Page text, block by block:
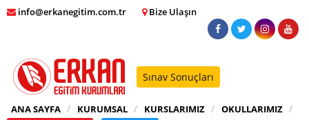
info@erkanegitim.com.tr Bize Ulaşın
Sınav Sonuçları
ANA SAYFA KURUMSAL KURSLARIMIZ
OKULLARIMIZ